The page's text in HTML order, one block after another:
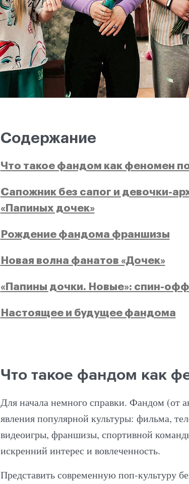
Содержание
Что такое фандом как феномен
Сапожник без сапог и девочки-
«Папиных дочек»
Рождение фандома франшизы
Новая волна фанатов «Дочек»
«Папины дочки. Новые»: спин-
Настоящее и будущее фандома
Что такое фандом как
Для начала немного справки. Фандом (от
явления популярной культуры: фильма,
видеоигры, франшизы, спортивной
искренний интерес и вовлеченность.
Представить современную поп-культуру